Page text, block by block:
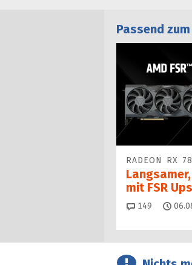
Passend
RADEON RX
mit FSR
149